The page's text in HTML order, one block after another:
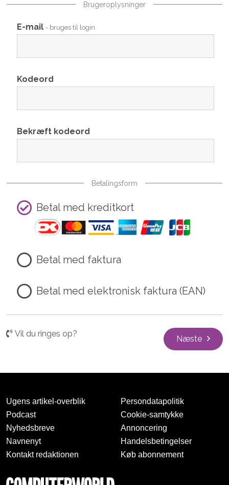
Brugeroplysninger
E-mail - bruges til login
Kodeord
Bekræft kodeord
Betalingsform
Betal med kreditkort
Betal med faktura
Betal med elektronisk faktura (EAN)
Vil du ringes op?
Næste
Ugens artikel-overblik
Podcast
Nyhedsbreve
Navnenyt
Kontakt redaktionen
Persondatapolitik
Cookie-samtykke
Annoncering
Handelsbetingelser
Køb abonnement